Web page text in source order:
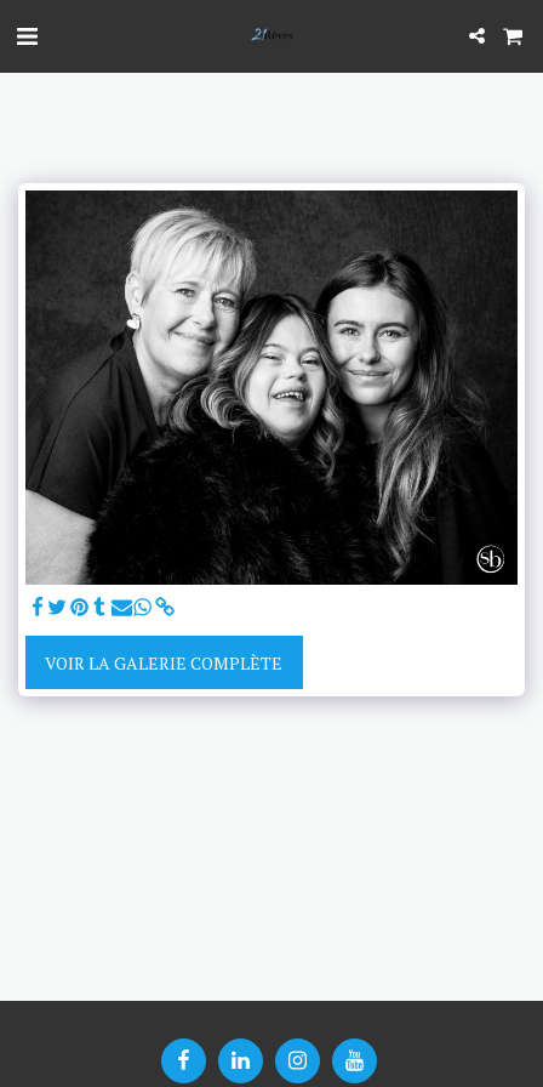
VOIR LA GALERIE COMPLÈTE